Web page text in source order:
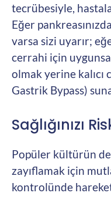
tecrübesiyle,
Eğer
varsa sizi uyarır;
cerrahi için
olmak yerine kalıcı
Gastrik Bypass)
Sağlığınızı
Popüler kültürün
zayıflamak için
kontrolünde